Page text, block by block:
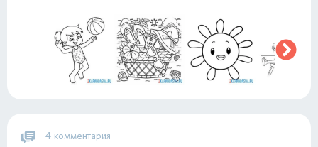
4 комментария